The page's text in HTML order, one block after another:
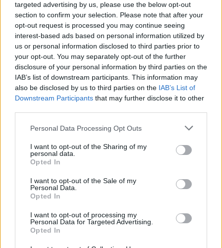
targeted advertising by us, please use the below opt-out
section to confirm your selection. Please note that after your
opt-out request is processed you may continue seeing
interest-based ads based on personal information utilized by
us or personal information disclosed to third parties prior to
your opt-out. You may separately opt-out of the further
disclosure of your personal information by third parties on the
IAB’s list of downstream participants. This information may
also be disclosed by us to third parties on the IAB’s List of
Downstream Participants that may further disclose it to other
Please note that this website/app uses one or more Google
not limited to your visit or usage behaviour. You may click to
grant or deny consent to Google and its third-party tags to
use your data for below specified purposes in below Google
consent section.
Personal Data Processing Opt Outs
I want to opt-out of the Sharing of my
personal data.
Opted In
I want to opt-out of the Sale of my
Personal Data.
Opted In
I want to opt-out of processing my
Personal Data for Targeted Advertising.
Opted In
Nuovi posti auto in via La Marmora, parcheggio
provvisorio a La Maddalena
Allarme truffe a Berchidda, falsi incaricati
bussano alle porte
NECROLOGIE
Mario Malu